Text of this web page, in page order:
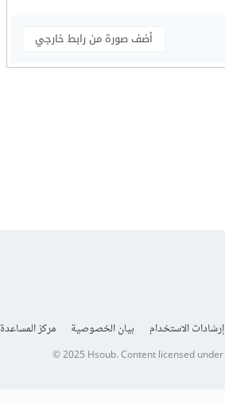
أضف صورة من رابط خارجي
إرشادات الاستخدام بيان الخصوصية مركز المساعدة
© 2025 Hsoub.Content licensed under